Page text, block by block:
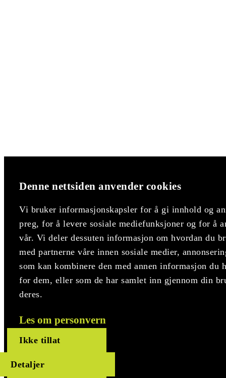
Denne nettsiden anvender cookies
Vi bruker informasjonskapsler for å gi innhold og
preg, for å levere sosiale mediefunksjoner og for å
vår. Vi deler dessuten informasjon om hvordan du
med partnerne våre innen sosiale medier,
som kan kombinere den med annen informasjon
for dem, eller som de har samlet inn gjennom din
deres.
Ikke tillat
Detaljer
Les om personvern